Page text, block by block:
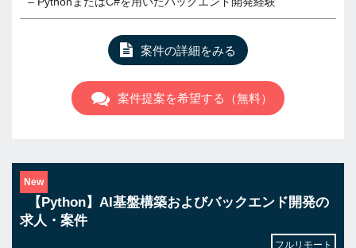
案件の詳細をみる
案件提案を希望する（無料）
New
【Python】AI基盤構築およびバックエンド開発の
求人・案件
フルリモート